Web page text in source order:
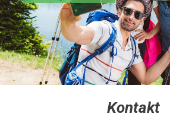
Kontakt